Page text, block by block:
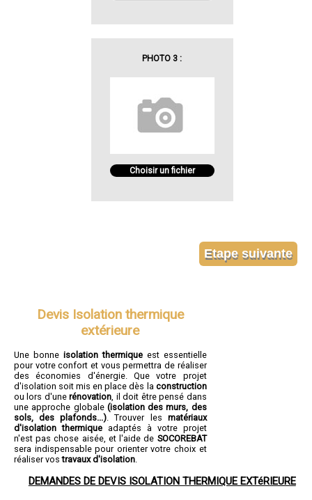
PHOTO 3 :
Choisir un fichier
Devis Isolation thermique
extérieure
Une bonne isolation thermiqueest essentielle
pour votre confort et vous permettra de réaliser
des économies d'énergie. Que votre projet
d'isolation soit mis en place dès la construction
ou lors d'unerénovation, il doit être pensé dans
une approche globale (isolation des murs, des
sols, des plafonds...). Trouver les matériaux
d'isolation thermiqueadaptés à votre projet
n'est pas chose aisée, et l'aide de SOCOREBAT
sera indispensable pour orienter votre choix et
réaliser vostravaux d'isolation.
DEMANDES DE DEVIS ISOLATION THERMIQUE EXTéRIEURE